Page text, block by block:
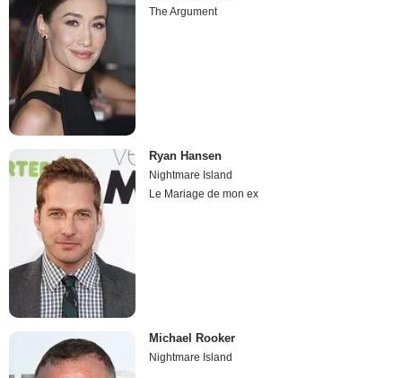
The Argument
Ryan Hansen
Nightmare Island
Le Mariage de mon ex
Michael Rooker
Nightmare Island